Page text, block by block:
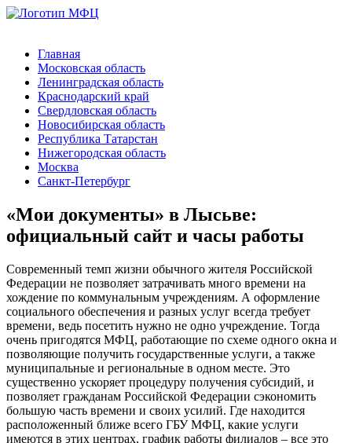
Главная
Московская область
Ленинградская область
Краснодарский край
Свердловская область
Новосибирская область
Республика Татарстан
Нижегородская область
Москва
Санкт-Петербург
«Мои документы» в Лысьве:
официальный сайт и часы работы
Современный темп жизни обычного жителя Российской
Федерации не позволяет затрачивать много времени на
хождение по коммунальным учреждениям. А оформление
социального обеспечения и разных услуг всегда требует
времени, ведь посетить нужно не одно учреждение. Тогда
очень пригодятся МФЦ, работающие по схеме одного окна и
позволяющие получить государственные услуги, а также
муниципальные и региональные в одном месте. Это
существенно ускоряет процедуру получения субсидий, и
позволяет гражданам Российской Федерации сэкономить
большую часть времени и своих усилий. Где находится
расположенный ближе всего ГБУ МФЦ, какие услуги
имеются в этих центрах, график работы филиалов – все это